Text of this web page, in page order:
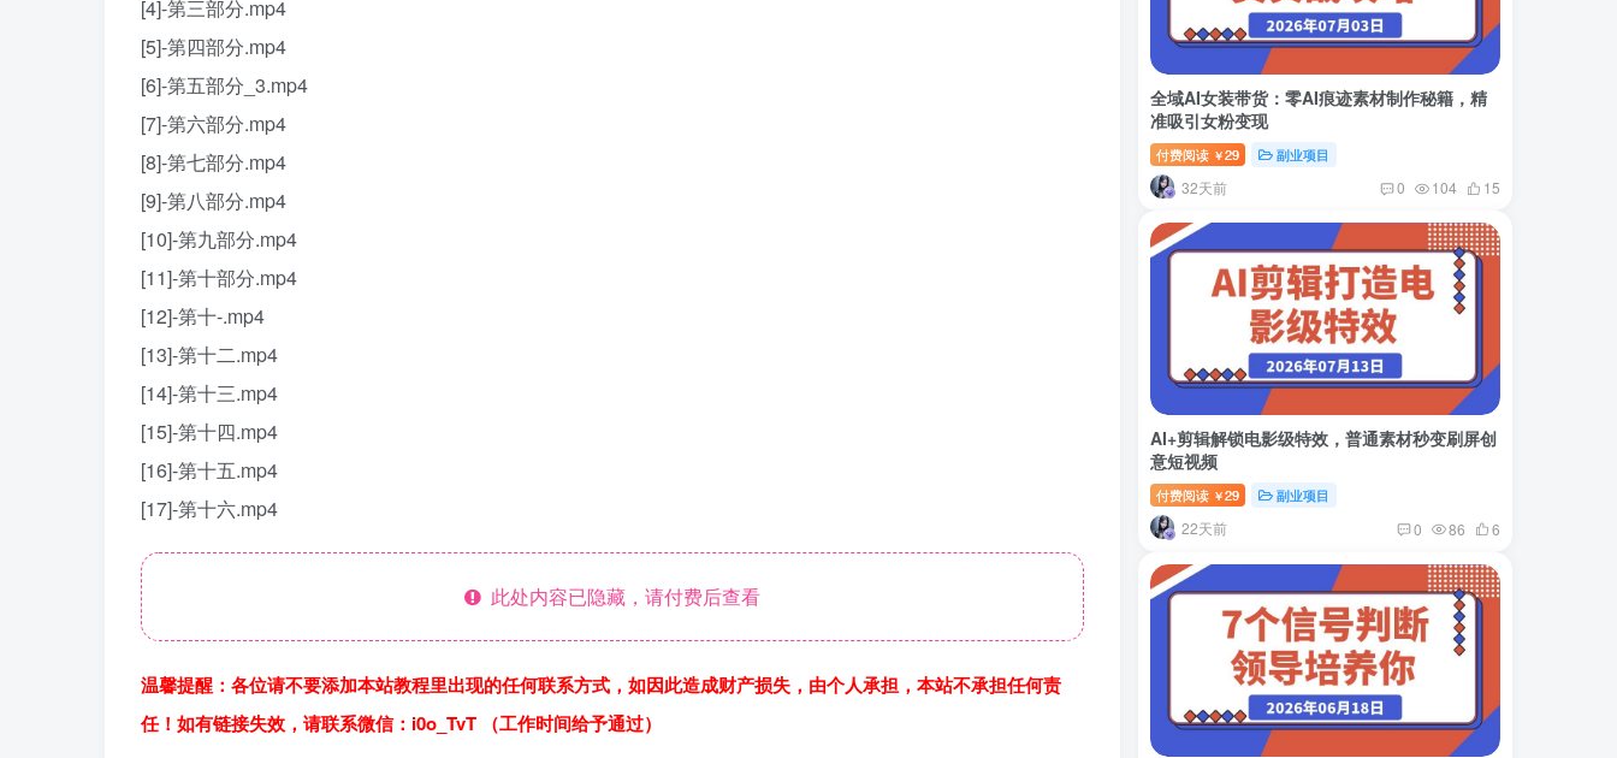
[4]-第三部分.mp4
[5]-第四部分.mp4
[6]-第五部分_3.mp4
[7]-第六部分.mp4
[8]-第七部分.mp4
[9]-第八部分.mp4
[10]-第九部分.mp4
[11]-第十部分.mp4
[12]-第十-.mp4
[13]-第十二.mp4
[14]-第十三.mp4
[15]-第十四.mp4
[16]-第十五.mp4
[17]-第十六.mp4
此处内容已隐藏，请付费后查看
温馨提醒：各位请不要添加本站教程里出现的任何联系方式，如因此造成财产损失，由个人承担，本站不承担任何责
任！如有链接失效，请联系微信：i0o_TvT （工作时间给予通过）
全域AI女装带货：零AI痕迹素材制作秘籍，精
准吸引女粉变现
付费阅读 ￥29 副业项目
32天前 0 104 15
AI+剪辑解锁电影级特效，普通素材秒变刷屏创
意短视频
付费阅读 ￥29 副业项目
22天前 0 86 6